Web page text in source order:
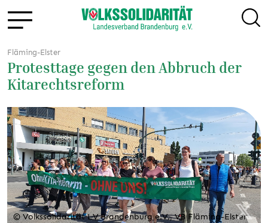
Fläming-Elster
Protesttage gegen den Abbruch der
Kitarechtsreform
© Volkssolidarität LV Brandenburg e.V., VB Fläming-Elster